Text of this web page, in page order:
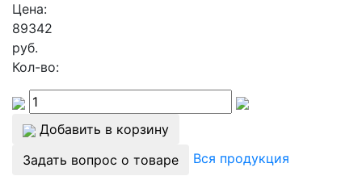
Цена:
89342
руб.
Кол-во:
Добавить в корзину
Задать вопрос о товаре
Вся продукция